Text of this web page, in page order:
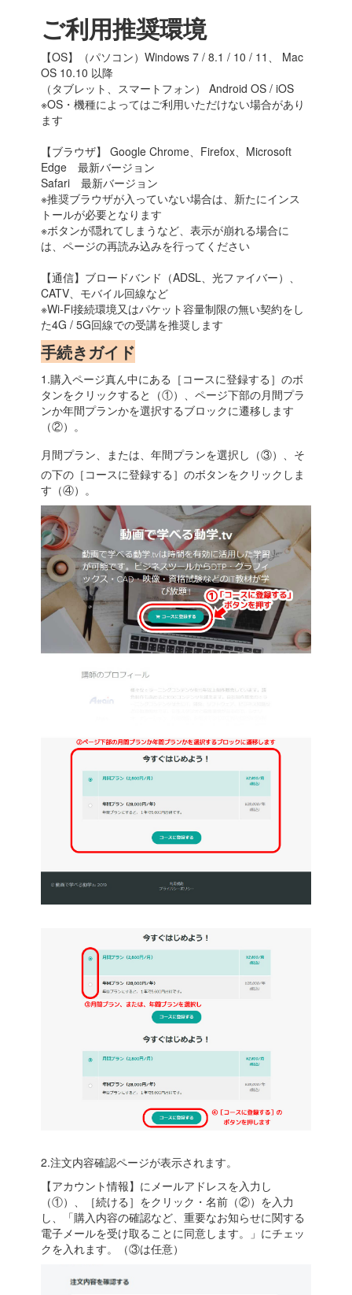
ご利用推奨環境
【OS】（パソコン）Windows 7 / 8.1 / 10 / 11、 Mac
OS 10.10 以降
（タブレット、スマートフォン） Android OS / iOS
※OS・機種によってはご利用いただけない場合があり
ます
【ブラウザ】 Google Chrome、Firefox、Microsoft
Edge 最新バージョン
Safari 最新バージョン
※推奨ブラウザが入っていない場合は、新たにインス
トールが必要となります
※ボタンが隠れてしまうなど、表示が崩れる場合に
は、ページの再読み込みを行ってください
【通信】ブロードバンド（ADSL、光ファイバー）、
CATV、モバイル回線など
※Wi-Fi接続環境又はパケット容量制限の無い契約をし
た4G / 5G回線での受講を推奨します
手続きガイド
1.購入ページ真ん中にある［コースに登録する］のボ
タンをクリックすると（①）、ページ下部の月間プラ
ンか年間プランかを選択するブロックに遷移します
（②）。
月間プラン、または、年間プランを選択し（③）、そ
の下の［コースに登録する］のボタンをクリックしま
す（④）。
2.注文内容確認ページが表示されます。
【アカウント情報】にメールアドレスを入力し
（①）、［続ける］をクリック・名前（②）を入力
し、「購入内容の確認など、重要なお知らせに関する
電子メールを受け取ることに同意します。」にチェッ
クを入れます。（③は任意）